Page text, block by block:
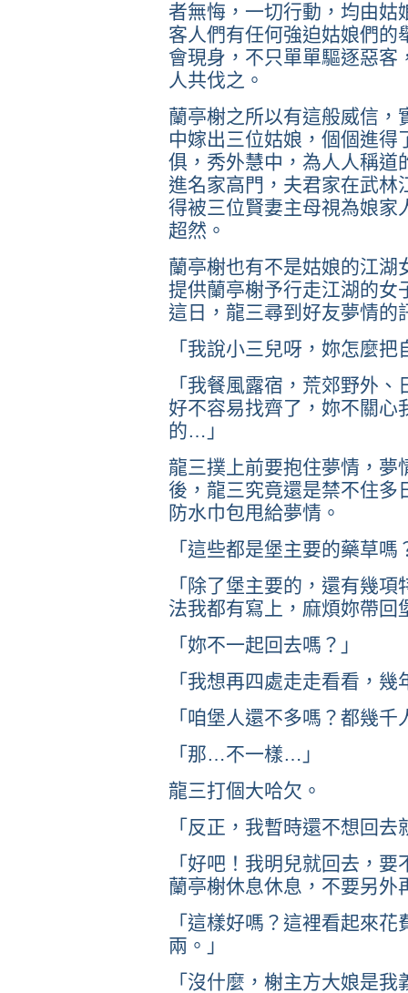
者無悔，一切行動，均由姑
客人們有任何強迫姑娘們的
會現身，不只單單驅逐惡客
人共伐之。
蘭亭榭之所以有這般威信，
中嫁出三位姑娘，個個進得
俱，秀外慧中，為人人稱道
進名家高門，夫君家在武林
得被三位賢妻主母視為娘家
超然。
蘭亭榭也有不是姑娘的江湖
提供蘭亭榭予行走江湖的女
這日，龍三尋到好友夢情的
「我說小三兒呀，妳怎麼
「我餐風露宿，荒郊野外
好不容易找齊了，妳不關
的…」
龍三撲上前要抱住夢情，夢
後，龍三究竟還是禁不住多
防水巾包甩給夢情。
「這些都是堡主要的藥草嗎
「除了堡主要的，還有幾
法我都有寫上，麻煩妳帶回
「妳不一起回去嗎？」
「我想再四處走走看看，
「咱堡人還不多嗎？都幾千
「那…不一樣…」
龍三打個大哈欠。
「反正，我暫時還不想回去
「好吧！我明兒就回去，
蘭亭榭休息休息，不要另外
「這樣好嗎？這裡看起來
兩。」
「沒什麼，榭主方大娘是